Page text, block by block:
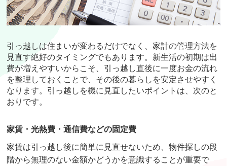
引っ越しは住まいが変わるだけでなく、家計の管理方法を
見直す絶好のタイミングでもあります。新生活の初期は出
費が増えやすいからこそ、引っ越し直後に一度お金の流れ
を整理しておくことで、その後の暮らしを安定させやすく
なります。引っ越しを機に見直したいポイントは、次のと
おりです。
家賃・光熱費・通信費などの固定費
家賃は引っ越し後に簡単に見直せないため、物件探しの段
階から無理のない金額かどうかを意識することが重要で